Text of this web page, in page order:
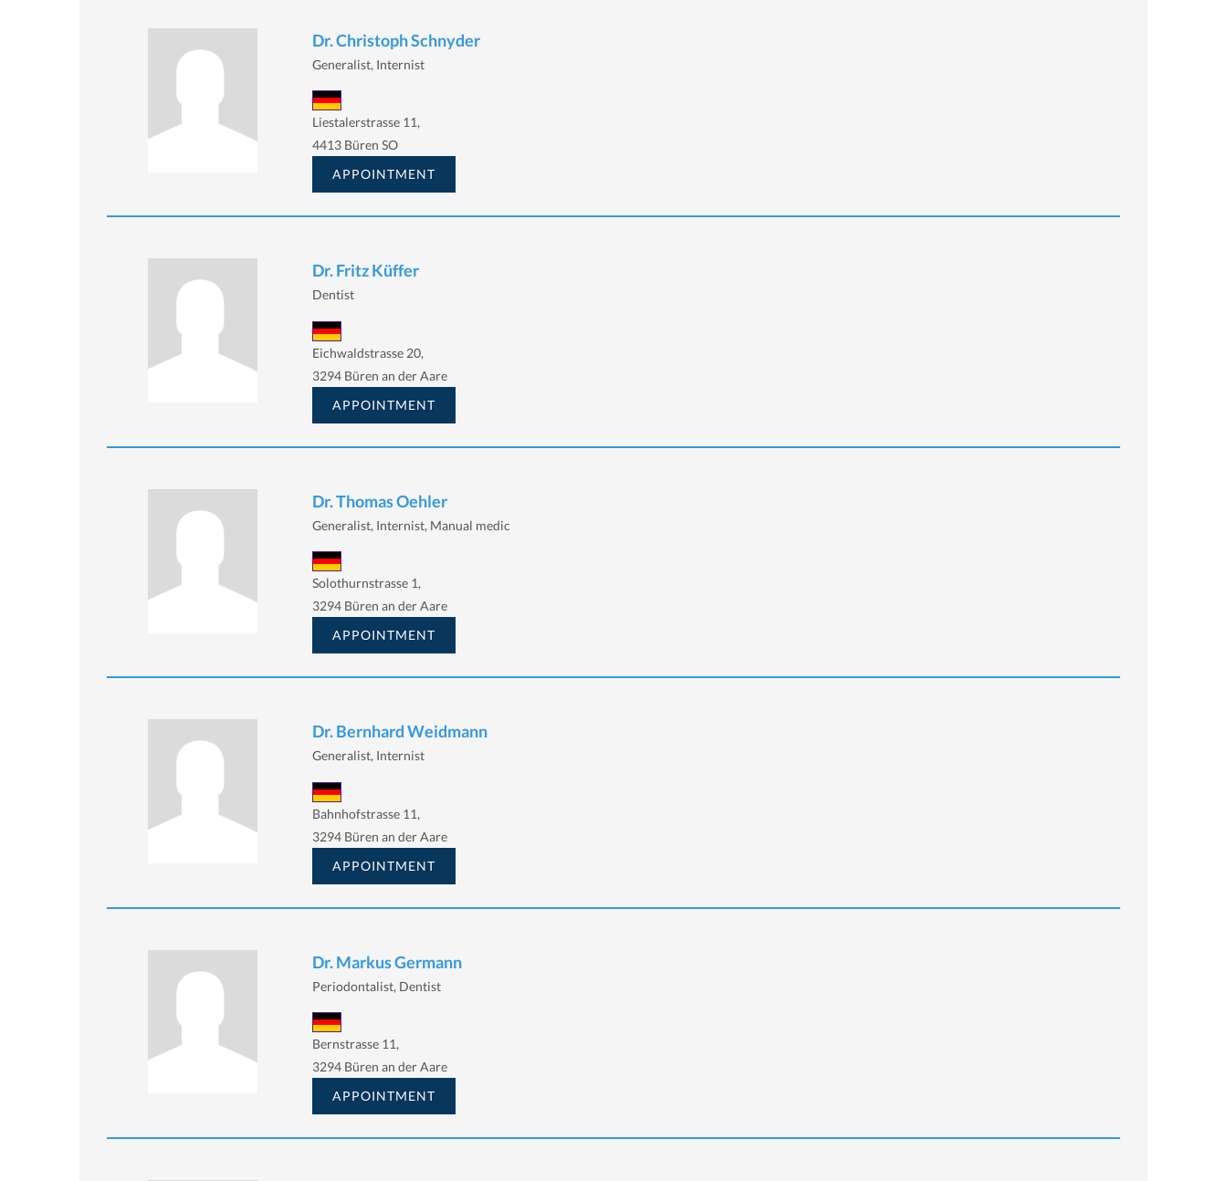
Dr. Christoph Schnyder
Generalist, Internist
Liestalerstrasse 11,
4413 Büren SO
APPOINTMENT
Dr. Fritz Küffer
Dentist
Eichwaldstrasse 20,
3294 Büren an der Aare
APPOINTMENT
Dr. Thomas Oehler
Generalist, Internist, Manual medic
Solothurnstrasse 1,
3294 Büren an der Aare
APPOINTMENT
Dr. Bernhard Weidmann
Generalist, Internist
Bahnhofstrasse 11,
3294 Büren an der Aare
APPOINTMENT
Dr. Markus Germann
Periodontalist, Dentist
Bernstrasse 11,
3294 Büren an der Aare
APPOINTMENT